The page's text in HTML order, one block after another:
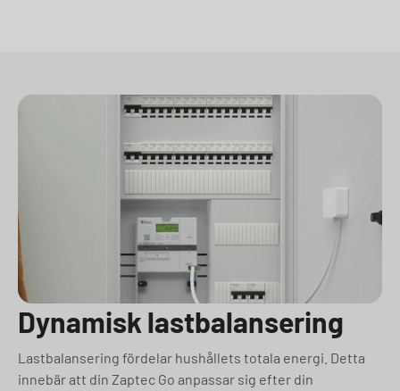
Dynamisk lastbalansering
Lastbalansering fördelar hushållets totala energi. Detta
innebär att din Zaptec Go anpassar sig efter din